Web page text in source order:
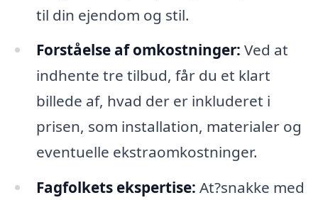
til din ejendom og stil.
Forståelse af omkostninger: Ved at
indhente tre tilbud, får du et klart
billede af, hvad der er inkluderet i
prisen, som installation, materialer og
eventuelle ekstraomkostninger.
Fagfolkets ekspertise: At?snakke med